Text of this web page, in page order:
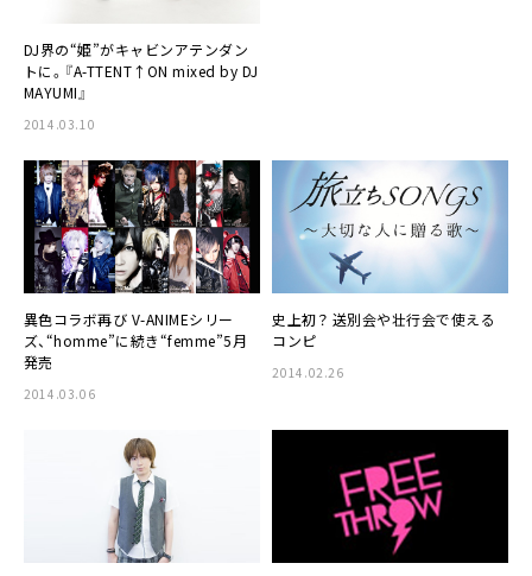
DJ界の“姫”がキャビンアテンダン
トに。 『A-TTENT↑ON mixed by DJ
MAYUMI』
2014.03.10
異色コラボ再び V-ANIMEシリー
ズ、“homme”に続き“femme”5月
発売
2014.03.06
史上初？ 送別会や壮行会で使える
コンピ
2014.02.26